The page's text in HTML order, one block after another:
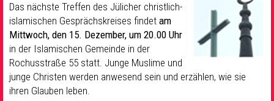
Gemeinschaft & Soziales
Musik& Kultur
Seelsorge & Kontakt
Das nächste Treffen des Jülicher christlich-
islamischen Gesprächskreises findet am
Mittwoch, den 15. Dezember, um 20.00 Uhr
in der Islamischen Gemeinde in der
Rochusstraße 55 statt. Junge Muslime und
junge Christen werden anwesend sein und erzählen, wie sie
ihren Glauben leben.